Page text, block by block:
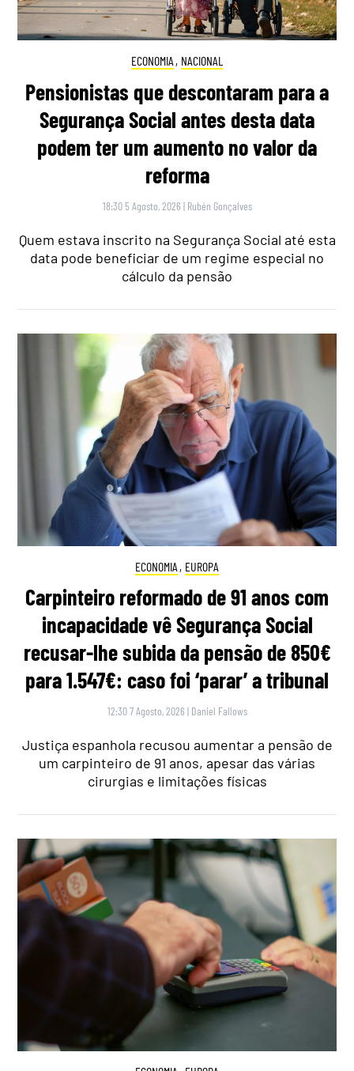
ECONOMIA , NACIONAL
Pensionistas que descontaram para a
Segurança Social antes desta data
podem ter um aumento no valor da
reforma
18:30 5 Agosto, 2026 | Rubén Gonçalves
Quem estava inscrito na Segurança Social até esta
data pode beneficiar de um regime especial no
cálculo da pensão
ECONOMIA , EUROPA
Carpinteiro reformado de 91 anos com
incapacidade vê Segurança Social
recusar-lhe subida da pensão de 850€
para 1.547€: caso foi ‘parar’ a tribunal
12:30 7 Agosto, 2026 | Daniel Fallows
Justiça espanhola recusou aumentar a pensão de
um carpinteiro de 91 anos, apesar das várias
cirurgias e limitações físicas